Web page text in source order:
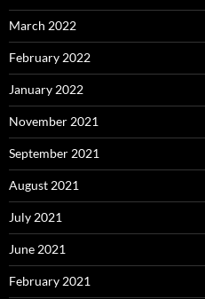
March 2022
February 2022
January 2022
November 2021
September 2021
August 2021
July 2021
June 2021
February 2021